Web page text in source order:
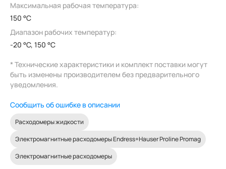
Максимальная рабочая температура:
150 °C
Диапазон рабочих температур:
-20 °C, 150 °C
* Технические характеристики и комплект поставки могут
быть изменены производителем без предварительного
уведомления.
Сообщить об ошибке в описании
Расходомеры жидкости
Электромагнитные расходомеры Endress+Hauser Proline Promag
Электромагнитные расходомеры